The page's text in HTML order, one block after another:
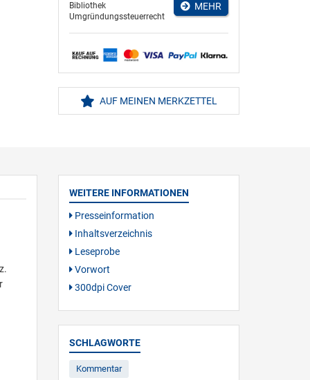
Bibliothek
Umgründungssteuerrecht
MEHR
AUF MEINEN MERKZETTEL
WEITERE INFORMATIONEN
Presseinformation
Inhaltsverzeichnis
Leseprobe
Vorwort
300dpi Cover
SCHLAGWORTE
Kommentar